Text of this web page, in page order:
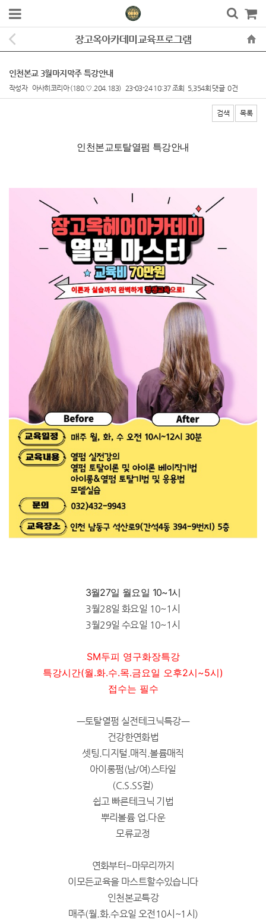
장고옥아카데미교육프로그램
인천본교 3월마지막주 특강안내
작성자 아사히코리아(180.♡.204.183) 23-03-24 10:37조회 5,354회 댓글 0건
검색 목록
인천본교토탈열펌 특강안내
3월27일 월요일 10~1시
3월28일 화요일 10~1시
3월29일 수요일 10~1시
SM두피 영구화장특강
특강시간(월.화.수.목.금요일 오후2시~5시)
접수는 필수
ㅡ토탈열펌 실전테크닉특강ㅡ
건강한연화법
셋팅.디지털.매직.볼륨매직
아이롱펌(남/여)스타일
(C.S.SS컬)
쉽고 빠른테크닉 기법
뿌리볼륨 업.다운
모류교정
연화부터~마무리까지
이모든교육을 마스트할수있습니다
인천본교특강
매주(월.화.수요일 오전10시~1시)